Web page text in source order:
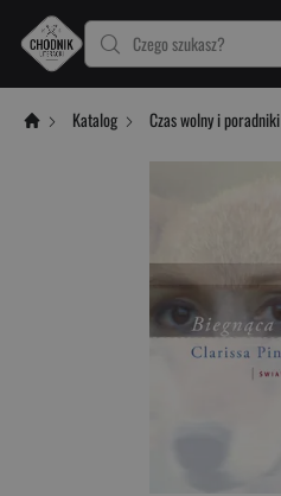
Czego szukasz?
Katalog Czas wolny i poradniki